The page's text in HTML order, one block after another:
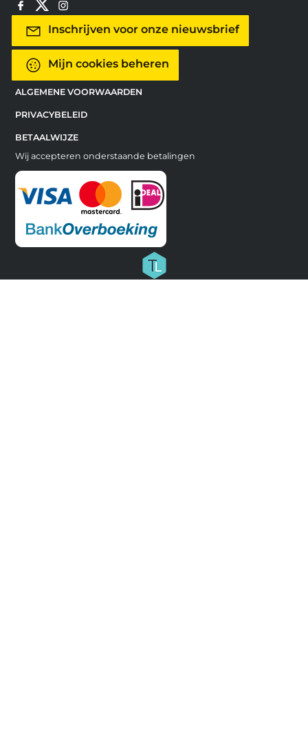
Inschrijven voor onze nieuwsbrief
Mijn cookies beheren
ALGEMENE VOORWAARDEN
PRIVACYBELEID
BETAALWIJZE
Wij accepteren onderstaande betalingen